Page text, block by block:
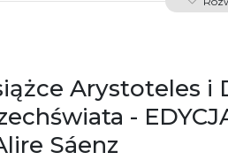
Arystoteles i
-
Sáenz